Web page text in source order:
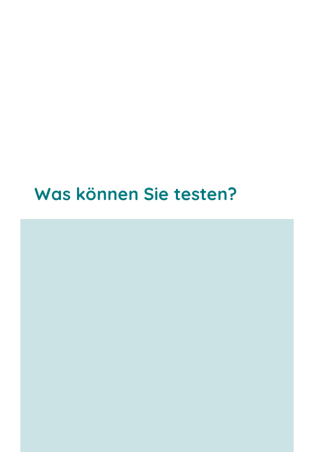
Was können Sie testen?